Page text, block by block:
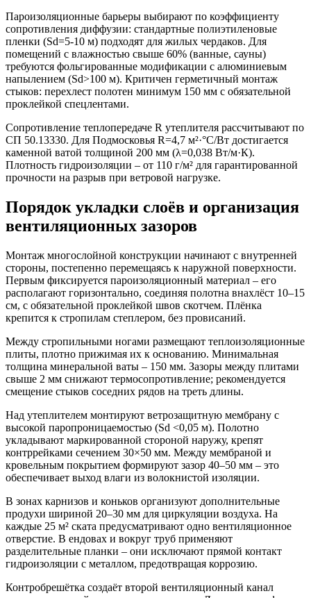
Пароизоляционные барьеры выбирают по коэффициенту
сопротивления диффузии: стандартные полиэтиленовые
пленки (Sd=5-10 м) подходят для жилых чердаков. Для
помещений с влажностью свыше 60% (ванные, сауны)
требуются фольгированные модификации с алюминиевым
напылением (Sd>100 м). Критичен герметичный монтаж
стыков: перехлест полотен минимум 150 мм с обязательной
проклейкой спецлентами.
Сопротивление теплопередаче R утеплителя рассчитывают по
СП 50.13330. Для Подмосковья R=4,7 м²·°C/Вт достигается
каменной ватой толщиной 200 мм (λ=0,038 Вт/м·К).
Плотность гидроизоляции – от 110 г/м² для гарантированной
прочности на разрыв при ветровой нагрузке.
Порядок укладки слоёв и организация
вентиляционных зазоров
Монтаж многослойной конструкции начинают с внутренней
стороны, постепенно перемещаясь к наружной поверхности.
Первым фиксируется пароизоляционный материал – его
располагают горизонтально, соединяя полотна внахлёст 10–15
см, с обязательной проклейкой швов скотчем. Плёнка
крепится к стропилам степлером, без провисаний.
Между стропильными ногами размещают теплоизоляционные
плиты, плотно прижимая их к основанию. Минимальная
толщина минеральной ваты – 150 мм. Зазоры между плитами
свыше 2 мм снижают термосопротивление; рекомендуется
смещение стыков соседних рядов на треть длины.
Над утеплителем монтируют ветрозащитную мембрану с
высокой паропроницаемостью (Sd <0,05 м). Полотно
укладывают маркированной стороной наружу, крепят
контррейками сечением 30×50 мм. Между мембраной и
кровельным покрытием формируют зазор 40–50 мм – это
обеспечивает выход влаги из волокнистой изоляции.
В зонах карнизов и коньков организуют дополнительные
продухи шириной 20–30 мм для циркуляции воздуха. На
каждые 25 м² ската предусматривают одно вентиляционное
отверстие. В ендовах и вокруг труб применяют
разделительные планки – они исключают прямой контакт
гидроизоляции с металлом, предотвращая коррозию.
Контробрешётка создаёт второй вентиляционный канал